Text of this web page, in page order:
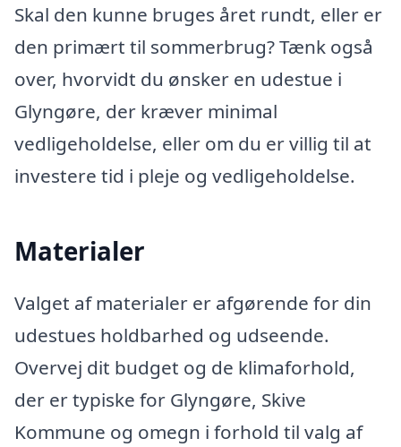
Skal den kunne bruges året rundt, eller er
den primært til sommerbrug? Tænk også
over, hvorvidt du ønsker en udestue i
Glyngøre, der kræver minimal
vedligeholdelse, eller om du er villig til at
investere tid i pleje og vedligeholdelse.
Materialer
Valget af materialer er afgørende for din
udestues holdbarhed og udseende.
Overvej dit budget og de klimaforhold,
der er typiske for Glyngøre, Skive
Kommune og omegn i forhold til valg af